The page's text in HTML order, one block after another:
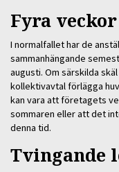
Fyra
I normalfallet har de
sammanhängande
augusti. Om särskilda
kollektivavtal förlägga
kan vara att företagets
sommaren eller att det
denna tid.
Tvingande